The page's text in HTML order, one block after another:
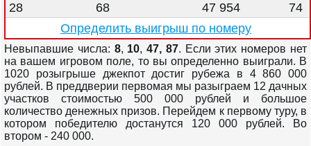
28
68 47 954
74
Определить выигрыш по номеру
Невыпавшие числа: 8, 10,47, 87. Если этих номеров нет
на вашем игровом поле, то вы определенно выиграли. В
1020 розыгрыше джекпот достиг рубежа в 4 860 000
рублей. В преддверии первомая мы разыграем 12 дачных
участков стоимостью 500 000 рублей и большое
количество денежных призов. Перейдем к первому туру, в
котором победителю достанутся 120 000 рублей. Во
втором - 240 000.